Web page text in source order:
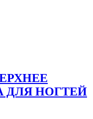
ДЛЯ НОГТЕЙ